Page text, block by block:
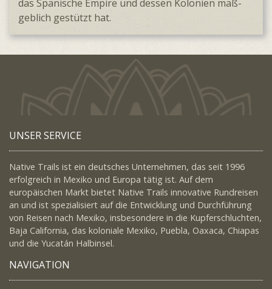
das Spanische Empire und dessen Kolonien maß­
geblich gestützt hat.
UNSER SERVICE
Native Trails ist ein deutsches Unternehmen, das seit 1996
erfolgreich in Mexiko und Europa tätig ist. Auf dem
europäischen Markt bietet Native Trails innovative Rundreisen
an und ist spezialisiert auf die Entwicklung und Durchführung
von Reisen nach Mexiko, insbesondere in die Kupferschluchten,
Baja California, das koloniale Mexiko, Puebla, Oaxaca, Chiapas
und die Yucatán Halbinsel.
NAVIGATION